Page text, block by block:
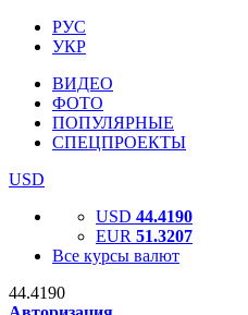
РУС
УКР
ВИДЕО
ФОТО
ПОПУЛЯРНЫЕ
СПЕЦПРОЕКТЫ
USD
USD 44.4190
EUR 51.3207
Все курсы валют
44.4190